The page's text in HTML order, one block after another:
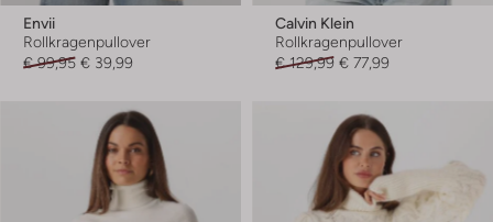
Envii
Rollkragenpullover
€ 99,95 € 39,99
Calvin Klein
Rollkragenpullover
€ 129,99 € 77,99